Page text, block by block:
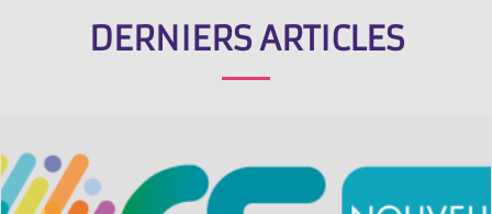
DERNIERS ARTICLES